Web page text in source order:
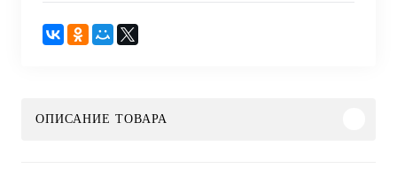
ОПИСАНИЕ ТОВАРА